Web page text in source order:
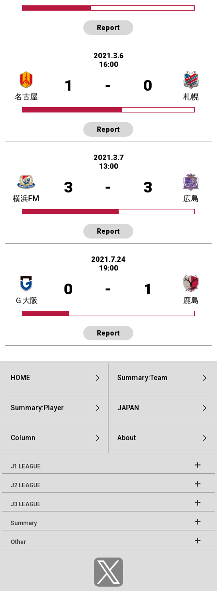
Report
2021.3.6
16:00
1 - 0
名古屋 札幌
Report
2021.3.7
13:00
3 - 3
横浜FM 広島
Report
2021.7.24
19:00
0 - 1
Ｇ大阪 鹿島
Report
HOME Summary:Team
Summary:Player JAPAN
Column About
J1 LEAGUE
J2 LEAGUE
J3 LEAGUE
Summary
Other